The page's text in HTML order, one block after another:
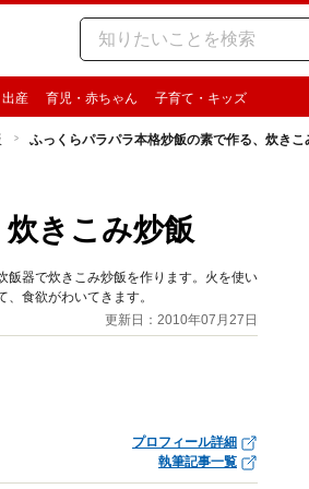
産 育児・赤ちゃん 子育て・キッズ
ふっくらパラパラ本格炒飯の素で作る、炊きこ
きこみ炒飯
飯器で炊きこみ炒飯を作ります。火を使い
食欲がわいてきます。
更新日：2010年07月27日
プロフィール詳細
執筆記事一覧